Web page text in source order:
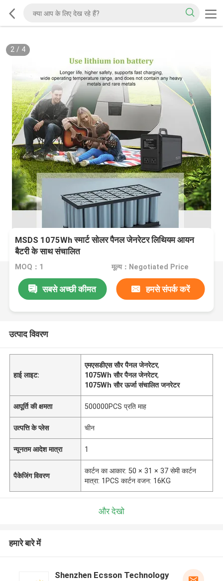
2/ 4
MSDS 1075Wh स्मार्ट सोलर पैनल जेनरेटर लिथियम आयन
बैटरी के साथ संचालित
MOQ：1 मूल्य：Negotiated Price
सबसे अच्छी कीमत हमसे संपर्क करें
उत्पाद विवरण
हाई लाइट:
एमएसडीएस सौर पैनल जेनरेटर,
1075Wh सौर पैनल जेनरेटर,
1075Wh सौर ऊर्जा संचालित जनरेटर
आपूर्ति की क्षमता 500000PCS प्रति माह
उत्पत्ति के प्लेस चीन
न्यूनतम आदेश मात्रा 1
पैकेजिंग विवरण
कार्टन का आकार: 50 × 31 × 37 सेमी कार्टन
मात्रा: 1PCS कार्टन वजन: 16KG
और देखो
हमारे बारे में
Shenzhen Ecsson Technology